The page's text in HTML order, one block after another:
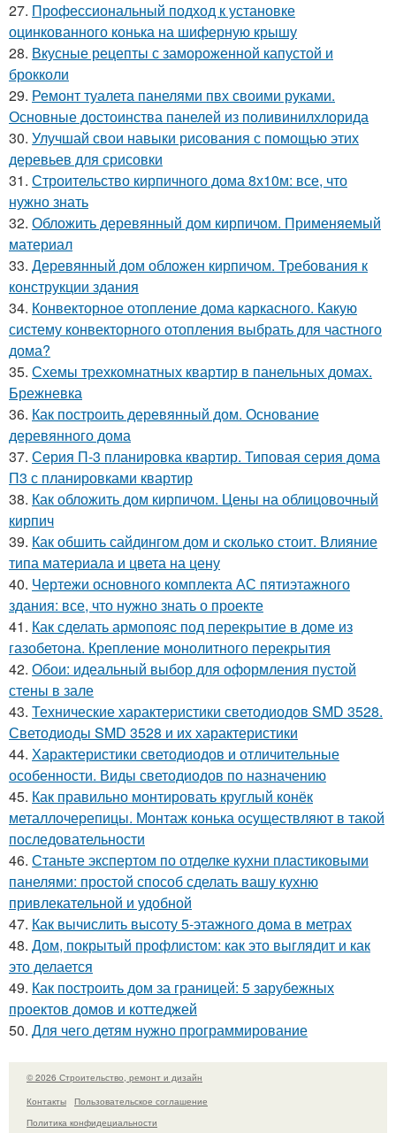
27. Профессиональный подход к установке
оцинкованного конька на шиферную крышу
28. Вкусные рецепты с замороженной капустой и
брокколи
29. Ремонт туалета панелями пвх своими руками.
Основные достоинства панелей из поливинилхлорида
30. Улучшай свои навыки рисования с помощью этих
деревьев для срисовки
31. Строительство кирпичного дома 8х10м: все, что
нужно знать
32. Обложить деревянный дом кирпичом. Применяемый
материал
33. Деревянный дом обложен кирпичом. Требования к
конструкции здания
34. Конвекторное отопление дома каркасного. Какую
систему конвекторного отопления выбрать для частного
дома?
35. Схемы трехкомнатных квартир в панельных домах.
Брежневка
36. Как построить деревянный дом. Основание
деревянного дома
37. Серия П-3 планировка квартир. Типовая серия дома
П3 с планировками квартир
38. Как обложить дом кирпичом. Цены на облицовочный
кирпич
39. Как обшить сайдингом дом и сколько стоит. Влияние
типа материала и цвета на цену
40. Чертежи основного комплекта АС пятиэтажного
здания: все, что нужно знать о проекте
41. Как сделать армопояс под перекрытие в доме из
газобетона. Крепление монолитного перекрытия
42. Обои: идеальный выбор для оформления пустой
стены в зале
43. Технические характеристики светодиодов SMD 3528.
Светодиоды SMD 3528 и их характеристики
44. Характеристики светодиодов и отличительные
особенности. Виды светодиодов по назначению
45. Как правильно монтировать круглый конёк
металлочерепицы. Монтаж конька осуществляют в такой
последовательности
46. Станьте экспертом по отделке кухни пластиковыми
панелями: простой способ сделать вашу кухню
привлекательной и удобной
47. Как вычислить высоту 5-этажного дома в метрах
48. Дом, покрытый профлистом: как это выглядит и как
это делается
49. Как построить дом за границей: 5 зарубежных
проектов домов и коттеджей
50. Для чего детям нужно программирование
© 2026 Строительство, ремонт и дизайн
Контакты
Пользовательское соглашение
Политика конфидециальности